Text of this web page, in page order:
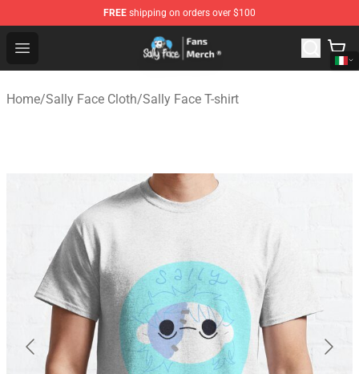
FREE shipping on orders over $100
Open menu
Sally Face Store - Official Sally Face Merchandise Shop
Home/Sally Face Cloth/Sally Face T-shirt